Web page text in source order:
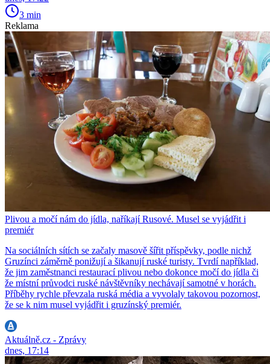
3 min
Reklama
Plivou a močí nám do jídla, naříkají Rusové. Musel se vyjádřit i
premiér
Na sociálních sítích se začaly masově šířit příspěvky, podle nichž
Gruzínci záměrně ponižují a šikanují ruské turisty. Tvrdí například,
že jim zaměstnanci restaurací plivou nebo dokonce močí do jídla či
že místní průvodci ruské návštěvníky nechávají samotné v horách.
Příběhy rychle převzala ruská média a vyvolaly takovou pozornost,
že se k nim musel vyjádřit i gruzínský premiér.
Aktuálně.cz - Zprávy
dnes, 17:14